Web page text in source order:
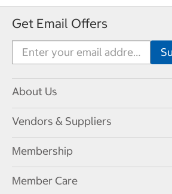
Get Email Offers
About Us
Vendors & Suppliers
Membership
Member Care